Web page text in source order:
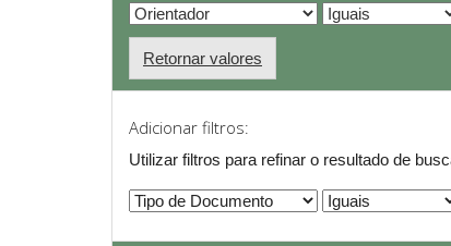
Retornar valores
Adicionar filtros:
Utilizar filtros para refinar o resultado de